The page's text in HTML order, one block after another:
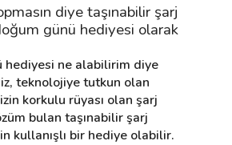
diye taşınabilir şarj
günü hediyesi olarak
hediyesi ne alabilirim diye
teknolojiye tutkun olan
korkulu rüyası olan şarj
bulan taşınabilir şarj
kullanışlı bir hediye olabilir.